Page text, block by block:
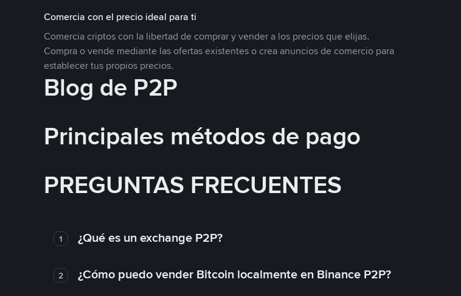
Comercia con el precio ideal para ti
Comercia criptos con la libertad de comprar y vender a los precios que elijas.
Compra o vende mediante las ofertas existentes o crea anuncios de comercio para
establecer tus propios precios.
Blog de P2P
Principales métodos de pago
PREGUNTAS FRECUENTES
1 ¿Qué es un exchange P2P?
2 ¿Cómo puedo vender Bitcoin localmente en Binance P2P?